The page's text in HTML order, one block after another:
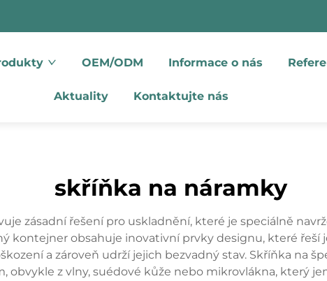
OEM/ODM Informace o nás
Aktuality Kontaktujte nás
skříňka na náramky
zásadní řešení pro uskladnění, které je speciálně
kontejner obsahuje inovativní prvky designu, které
a zároveň udrží jejich bezvadný stav. Skříňka na
z vlny, suédové kůže nebo mikrovlákna, který